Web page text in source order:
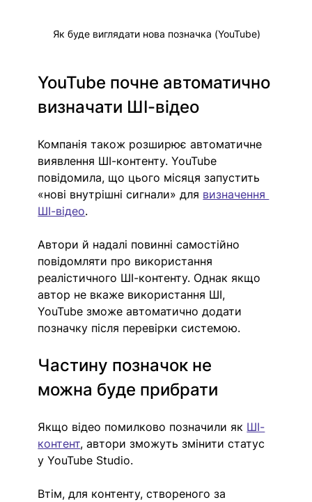
Як буде виглядати нова позначка (YouTube)
YouTube почне автоматично
визначати ШІ-відео
Компанія також розширює автоматичне
виявлення ШІ-контенту. YouTube
повідомила, що цього місяця запустить
«нові внутрішні сигнали» для визначення
ШІ-відео.
Автори й надалі повинні самостійно
повідомляти про використання
реалістичного ШІ-контенту. Однак якщо
автор не вкаже використання ШІ,
YouTube зможе автоматично додати
позначку після перевірки системою.
Частину позначок не
можна буде прибрати
Якщо відео помилково позначили як ШІ-
контент, автори зможуть змінити статус
у YouTube Studio.
Втім, для контенту, створеного за